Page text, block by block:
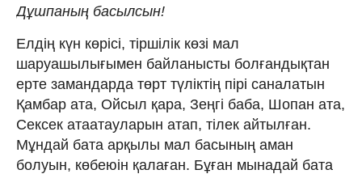
Дұшпаның басылсын!
Елдің күн көрісі, тіршілік көзі мал
шаруашылығымен байланысты болғандықтан
ерте замандарда төрт түліктің пірі саналатын
Қамбар ата, Ойсыл қара, Зеңгі баба, Шопан ата,
Сексек атаатауларын атап, тілек айтылған.
Мұндай бата арқылы мал басының аман
болуын, көбеюін қалаған. Бұған мынадай бата